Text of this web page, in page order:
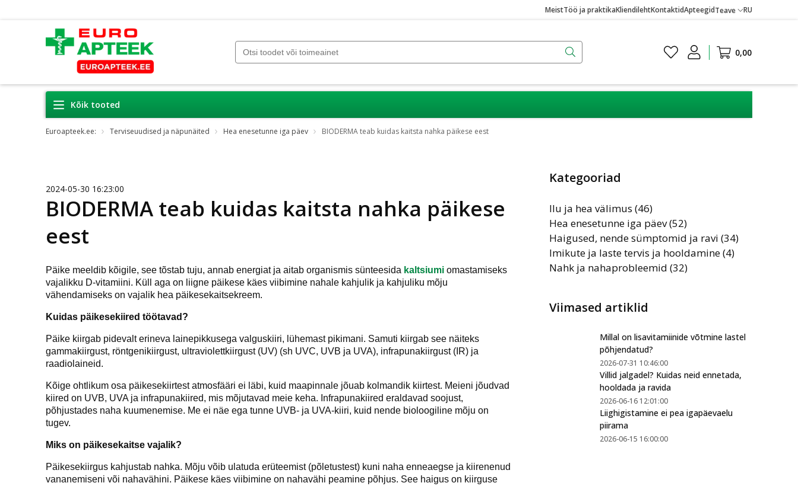
MeistTöö ja praktikaKliendilehtKontaktidApteegidTeave RU
0,00
Kõik tooted
Euroapteek.ee: Terviseuudised ja näpunäited Hea enesetunne iga päev BIODERMA teab kuidas kaitsta nahka päikese eest
2024-05-30 16:23:00
BIODERMA teab kuidas kaitsta nahka päikese
eest
Päike meeldib kõigile, see tõstab tuju, annab energiat ja aitab organismis sünteesida kaltsiumi omastamiseks
vajalikku D-vitamiini. Küll aga on liigne päikese käes viibimine nahale kahjulik ja kahjuliku mõju
vähendamiseks on vajalik hea päikesekaitsekreem.
Kuidas päikesekiired töötavad?
Päike kiirgab pidevalt erineva lainepikkusega valguskiiri, lühemast pikimani. Samuti kiirgab see näiteks
gammakiirgust, röntgenikiirgust, ultraviolettkiirgust (UV) (sh UVC, UVB ja UVA), infrapunakiirgust (IR) ja
raadiolaineid.
Kõige ohtlikum osa päikesekiirtest atmosfääri ei läbi, kuid maapinnale jõuab kolmandik kiirtest. Meieni jõudvad
kiired on UVB, UVA ja infrapunakiired, mis mõjutavad meie keha. Infrapunakiired eraldavad soojust,
põhjustades naha kuumenemise. Me ei näe ega tunne UVB- ja UVA-kiiri, kuid nende bioloogiline mõju on
tugev.
Miks on päikesekaitse vajalik?
Päikesekiirgus kahjustab nahka. Mõju võib ulatuda erüteemist (põletustest) kuni naha enneaegse ja kiirenenud
vananemiseni või nahavähini. Päikese käes viibimine on nahavähi peamine põhjus. See haigus on kiirguse
Kategooriad
Ilu ja hea välimus (46)
Hea enesetunne iga päev (52)
Haigused, nende sümptomid ja ravi (34)
Imikute ja laste tervis ja hooldamine (4)
Nahk ja nahaprobleemid (32)
Viimased artiklid
Millal on lisavitamiinide võtmine lastel
põhjendatud?
2026-07-31 10:46:00
Villid jalgadel? Kuidas neid ennetada,
hooldada ja ravida
2026-06-16 12:01:00
Liighigistamine ei pea igapäevaelu
piirama
2026-06-15 16:00:00